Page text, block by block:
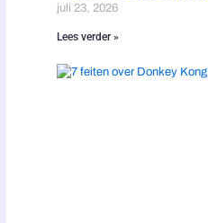
juli 23, 2026
Lees verder »